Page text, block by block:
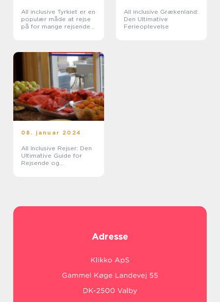
All inclusive Tyrkiet er en
populær måde at rejse
på for mange rejsende
All inclusive Grækenland:
Den Ultimative
Ferieoplevelse
08. januar 2024
All Inclusive Rejser: Den
Ultimative Guide for
Rejsende og
Adresse